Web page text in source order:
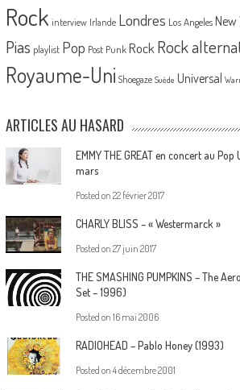
Rock interview Irlande Londres Los Angeles New
Pias playlist Pop Post Punk Rock Rock
Royaume-Uni Shoegaze Suède Universal
ARTICLES AU HASARD
EMMY THE GREAT en concert au
mars
Posted on 22 février 2017
CHARLY BLISS – « Westermarck »
Posted on 27 juin 2017
THE SMASHING PUMPKINS – The
Set – 1996)
Posted on 16 mai 2006
RADIOHEAD – Pablo Honey (1993)
Posted on 4 décembre 2001